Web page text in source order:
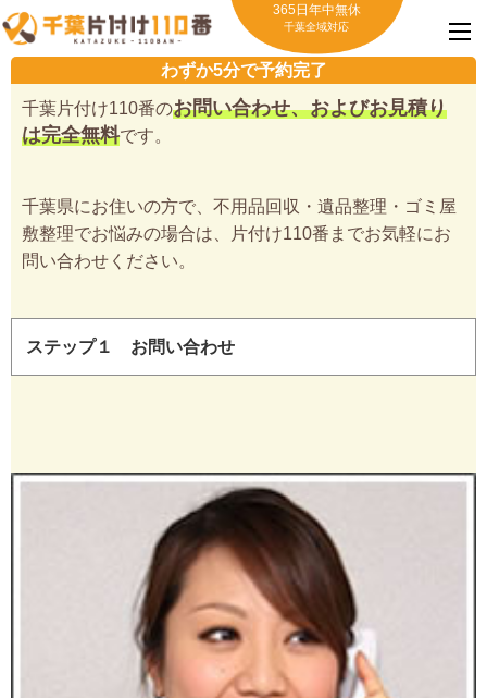
365日年中無休
千葉全域対応
わずか5分で予約完了
千葉片付け110番のお問い合わせ、およびお見積り
は完全無料です。
千葉県にお住いの方で、不用品回収・遺品整理・ゴミ屋
敷整理でお悩みの場合は、片付け110番までお気軽にお
問い合わせください。
ステップ１ お問い合わせ